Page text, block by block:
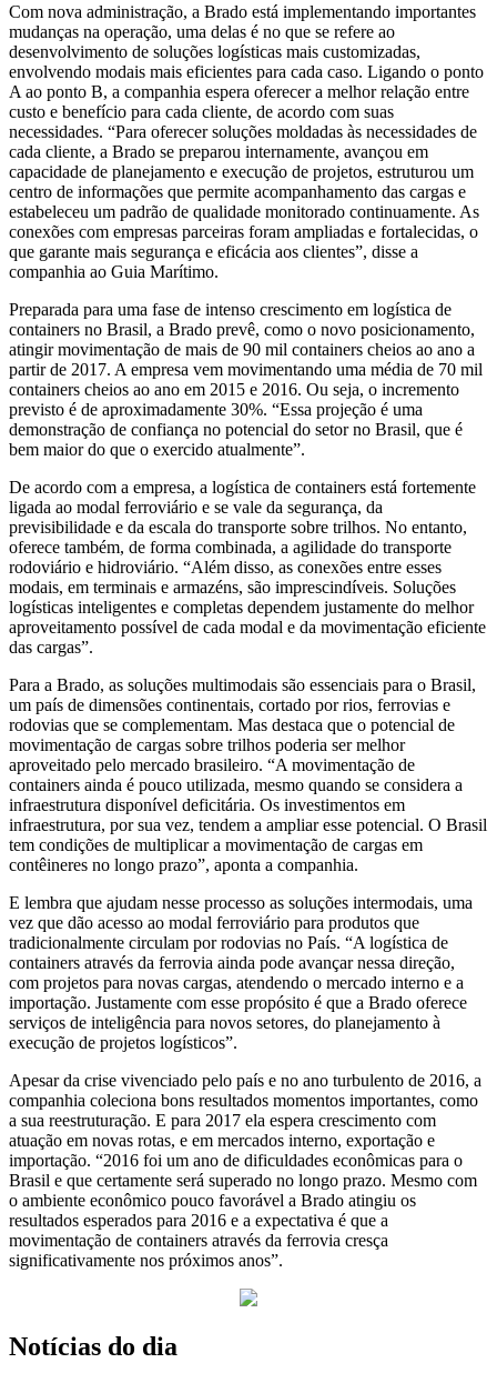
Com nova administração, a Brado está implementando importantes
mudanças na operação, uma delas é no que se refere ao
desenvolvimento de soluções logísticas mais customizadas,
envolvendo modais mais eficientes para cada caso. Ligando o ponto
A ao ponto B, a companhia espera oferecer a melhor relação entre
custo e benefício para cada cliente, de acordo com suas
necessidades. “Para oferecer soluções moldadas às necessidades de
cada cliente, a Brado se preparou internamente, avançou em
capacidade de planejamento e execução de projetos, estruturou um
centro de informações que permite acompanhamento das cargas e
estabeleceu um padrão de qualidade monitorado continuamente. As
conexões com empresas parceiras foram ampliadas e fortalecidas, o
que garante mais segurança e eficácia aos clientes”, disse a
companhia ao Guia Marítimo.
Preparada para uma fase de intenso crescimento em logística de
containers no Brasil, a Brado prevê, como o novo posicionamento,
atingir movimentação de mais de 90 mil containers cheios ao ano a
partir de 2017. A empresa vem movimentando uma média de 70 mil
containers cheios ao ano em 2015 e 2016. Ou seja, o incremento
previsto é de aproximadamente 30%. “Essa projeção é uma
demonstração de confiança no potencial do setor no Brasil, que é
bem maior do que o exercido atualmente”.
De acordo com a empresa, a logística de containers está fortemente
ligada ao modal ferroviário e se vale da segurança, da
previsibilidade e da escala do transporte sobre trilhos. No entanto,
oferece também, de forma combinada, a agilidade do transporte
rodoviário e hidroviário. “Além disso, as conexões entre esses
modais, em terminais e armazéns, são imprescindíveis. Soluções
logísticas inteligentes e completas dependem justamente do melhor
aproveitamento possível de cada modal e da movimentação eficiente
das cargas”.
Para a Brado, as soluções multimodais são essenciais para o Brasil,
um país de dimensões continentais, cortado por rios, ferrovias e
rodovias que se complementam. Mas destaca que o potencial de
movimentação de cargas sobre trilhos poderia ser melhor
aproveitado pelo mercado brasileiro. “A movimentação de
containers ainda é pouco utilizada, mesmo quando se considera a
infraestrutura disponível deficitária. Os investimentos em
infraestrutura, por sua vez, tendem a ampliar esse potencial. O Brasil
tem condições de multiplicar a movimentação de cargas em
contêineres no longo prazo”, aponta a companhia.
E lembra que ajudam nesse processo as soluções intermodais, uma
vez que dão acesso ao modal ferroviário para produtos que
tradicionalmente circulam por rodovias no País. “A logística de
containers através da ferrovia ainda pode avançar nessa direção,
com projetos para novas cargas, atendendo o mercado interno e a
importação. Justamente com esse propósito é que a Brado oferece
serviços de inteligência para novos setores, do planejamento à
execução de projetos logísticos”.
Apesar da crise vivenciado pelo país e no ano turbulento de 2016, a
companhia coleciona bons resultados momentos importantes, como
a sua reestruturação. E para 2017 ela espera crescimento com
atuação em novas rotas, e em mercados interno, exportação e
importação. “2016 foi um ano de dificuldades econômicas para o
Brasil e que certamente será superado no longo prazo. Mesmo com
o ambiente econômico pouco favorável a Brado atingiu os
resultados esperados para 2016 e a expectativa é que a
movimentação de containers através da ferrovia cresça
significativamente nos próximos anos”.
Notícias do dia